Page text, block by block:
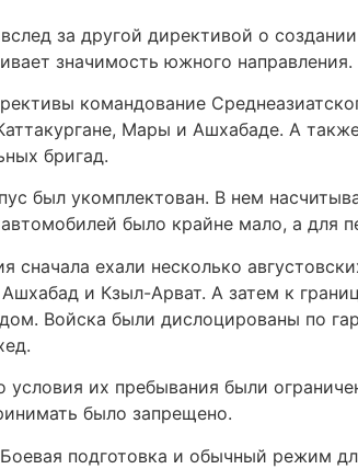
за другой директивой о
значимость южного направления.
командование
Мары и Ашхабаде. А
бригад.
был укомплектован. В нем
было крайне мало, а для
сначала ехали несколько
и Кзыл-Арват. А затем к
Войска были дислоцированы по
условия их пребывания были
было запрещено.
подготовка и обычный режим